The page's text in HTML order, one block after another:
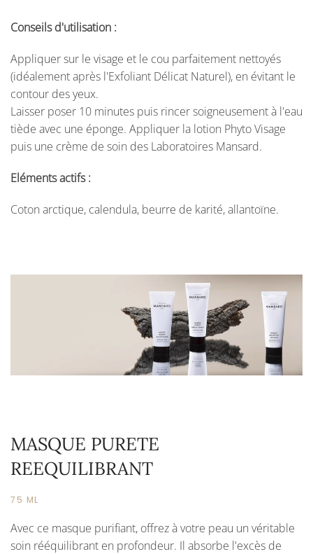
Conseils d'utilisation :
Appliquer sur le visage et le cou parfaitement nettoyés
(idéalement après l'Exfoliant Délicat Naturel), en évitant le
contour des yeux.
Laisser poser 10 minutes puis rincer soigneusement à l'eau
tiède avec une éponge. Appliquer la lotion Phyto Visage
puis une crème de soin des Laboratoires Mansard.
Eléments actifs :
Coton arctique, calendula, beurre de karité, allantoïne.
MASQUE PURETE
REEQUILIBRANT
75 ML
Avec ce masque purifiant, offrez à votre peau un véritable
soin rééquilibrant en profondeur. Il absorbe l'excès de